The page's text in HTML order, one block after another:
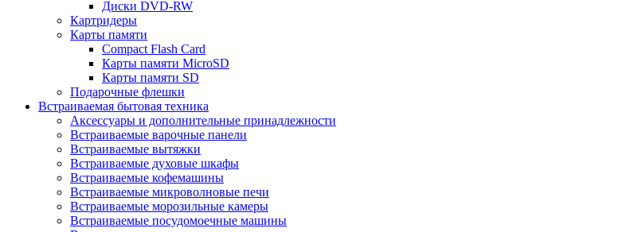
Диски DVD-RW
Картридеры
Карты памяти
Compact Flash Card
Карты памяти MicroSD
Карты памяти SD
Подарочные флешки
Встраиваемая бытовая техника
Аксессуары и дополнительные принадлежности
Встраиваемые варочные панели
Встраиваемые вытяжки
Встраиваемые духовые шкафы
Встраиваемые кофемашины
Встраиваемые микроволновые печи
Встраиваемые морозильные камеры
Встраиваемые посудомоечные машины